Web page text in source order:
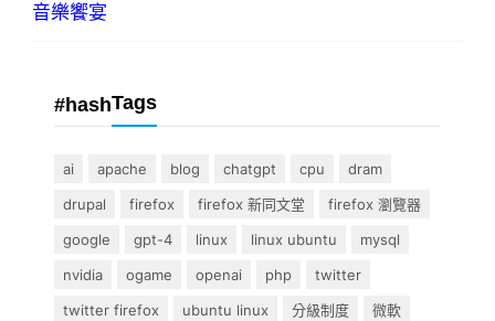
音樂饗宴
#hashTags
ai apache blog chatgpt cpu
dram
drupal
firefox firefox 新同文堂
firefox 瀏覽器
google
gpt-4 linux linux ubuntu
mysql
nvidia
ogame openai php
twitter
twitter firefox
ubuntu linux 分級制度
微軟